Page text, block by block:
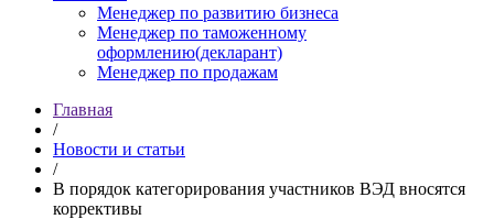
Менеджер по развитию бизнеса
Менеджер по таможенному
оформлению(декларант)
Менеджер по продажам
Главная
/
Новости и статьи
/
В порядок категорирования участников ВЭД вносятся
коррективы